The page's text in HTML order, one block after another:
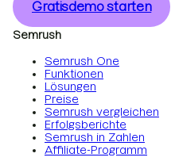
Gratisdemo starten
Semrush
Semrush One
Funktionen
Lösungen
Preise
Semrush vergleichen
Erfolgsberichte
Semrush in Zahlen
Affiliate-Programm